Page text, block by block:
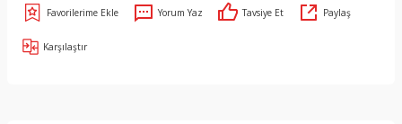
Yorum Yaz Tavsiye Et Paylaş
Karşılaştır